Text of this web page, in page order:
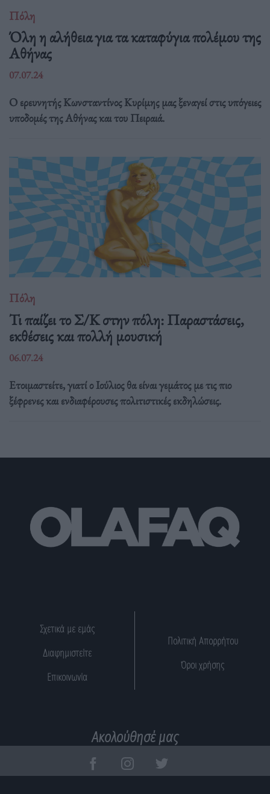
Πόλη
Όλη η αλήθεια για τα καταφύγια πολέμου της
Αθήνας
07.07.24
Ο ερευνητής Κωνσταντίνος Κυρίμης μας ξεναγεί στις υπόγειες
υποδομές της Αθήνας και του Πειραιά.
Πόλη
Τι παίζει το Σ/Κ στην πόλη: Παραστάσεις,
εκθέσεις και πολλή μουσική
06.07.24
Ετοιμαστείτε, γιατί ο Ιούλιος θα είναι γεμάτος με τις πιο
ξέφρενες και ενδιαφέρουσες πολιτιστικές εκδηλώσεις.
Σχετικά με εμάς
Διαφημιστείτε
Επικοινωνία
Πολιτική Απορρήτου
Όροι χρήσης
Ακολούθησέ μας